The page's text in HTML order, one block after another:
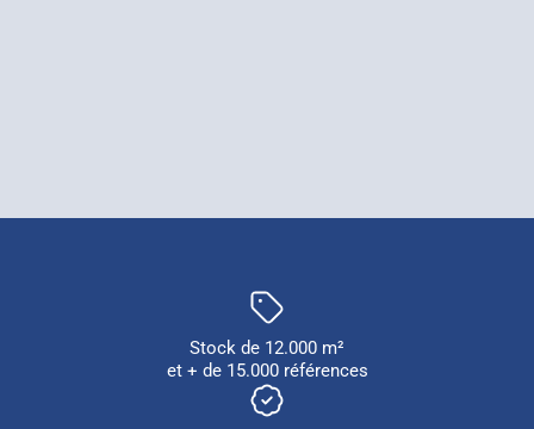
Stock de 12.000 m²
et + de 15.000 références